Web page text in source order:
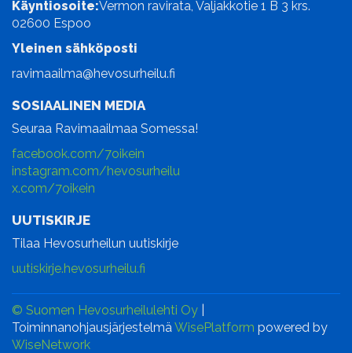
Käyntiosoite:Vermon ravirata, Valjakkotie 1 B 3 krs.
02600 Espoo
Yleinen sähköposti
ravimaailma@hevosurheilu.fi
SOSIAALINEN MEDIA
Seuraa Ravimaailmaa Somessa!
facebook.com/7oikein
instagram.com/hevosurheilu
x.com/7oikein
UUTISKIRJE
Tilaa Hevosurheilun uutiskirje
uutiskirje.hevosurheilu.fi
© Suomen Hevosurheilulehti Oy
ToiminnanohjausjärjestelmäWisePlatform powered by
WiseNetwork